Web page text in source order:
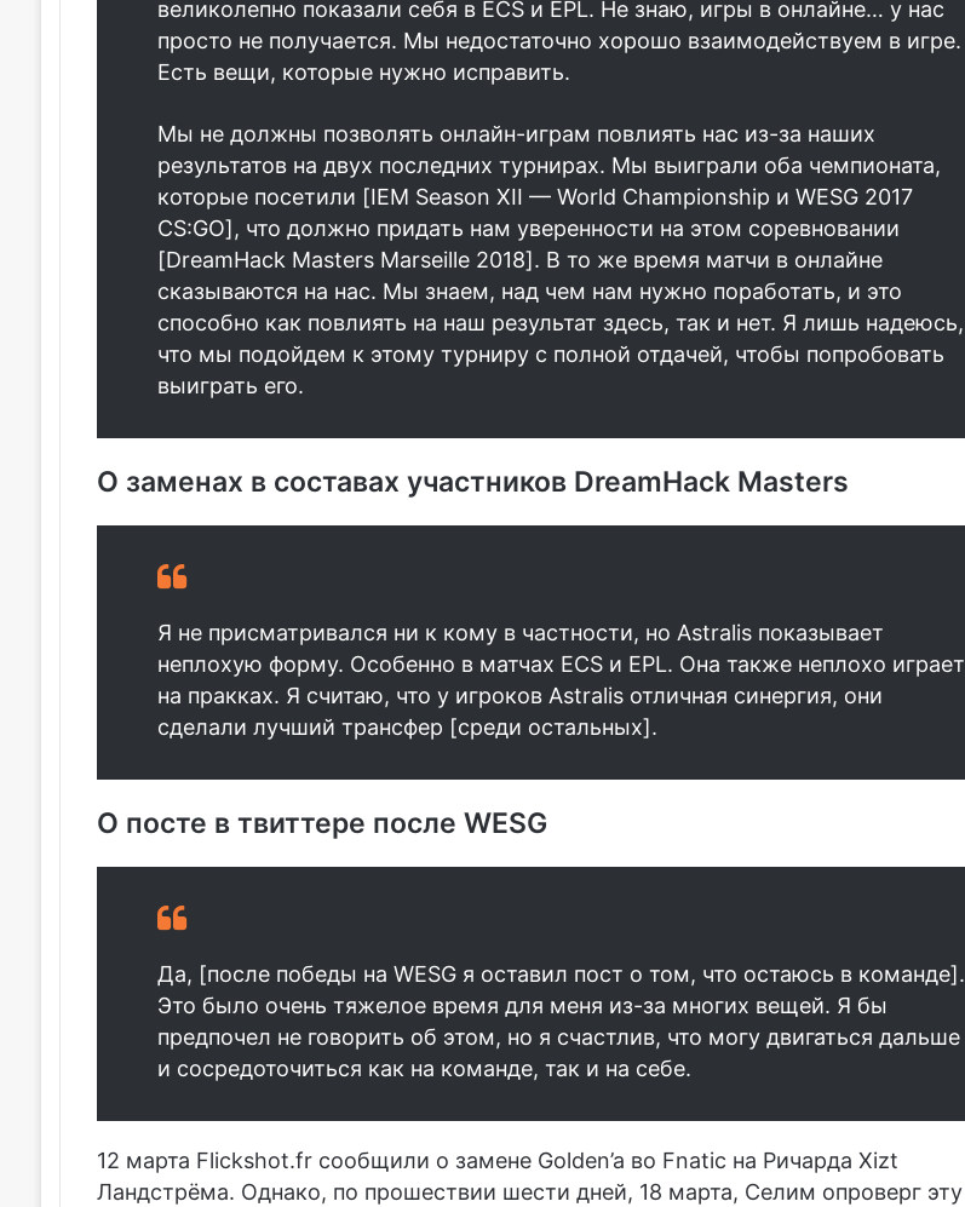
великолепно показали себя в ECS и EPL. Не знаю, игры в онлайне… у нас
просто не получается. Мы недостаточно хорошо взаимодействуем в игре.
Есть вещи, которые нужно исправить.
Мы не должны позволять онлайн-играм повлиять нас из-за наших
результатов на двух последних турнирах. Мы выиграли оба чемпионата,
которые посетили [IEM Season XII — World Championship и WESG 2017
CS:GO], что должно придать нам уверенности на этом соревновании
[DreamHack Masters Marseille 2018]. В то же время матчи в онлайне
сказываются на нас. Мы знаем, над чем нам нужно поработать, и это
способно как повлиять на наш результат здесь, так и нет. Я лишь надеюсь,
что мы подойдем к этому турниру с полной отдачей, чтобы попробовать
выиграть его.
О заменах в составах участников DreamHack Masters
Я не присматривался ни к кому в частности, но Astralis показывает
неплохую форму. Особенно в матчах ECS и EPL. Она также неплохо играет
на пракках. Я считаю, что у игроков Astralis отличная синергия, они
сделали лучший трансфер [среди остальных].
О посте в твиттере после WESG
Да, [после победы на WESG я оставил пост о том, что остаюсь в команде].
Это было очень тяжелое время для меня из-за многих вещей. Я бы
предпочел не говорить об этом, но я счастлив, что могу двигаться дальше
и сосредоточиться как на команде, так и на себе.
12 марта Flickshot.fr сообщили о замене Golden’a во Fnatic на Ричарда Xizt
Ландстрёма. Однако, по прошествии шести дней, 18 марта, Селим опроверг эту